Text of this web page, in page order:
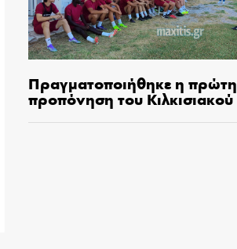
Πραγματοποιήθηκε η πρώτη
προπόνηση του Κιλκισιακού